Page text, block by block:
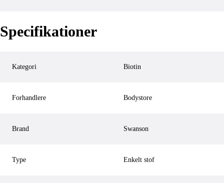
Specifikationer
Kategori Biotin
Forhandlere Bodystore
Brand Swanson
Type Enkelt stof